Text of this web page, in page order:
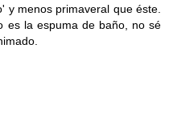
y menos primaveral que éste.
es la espuma de baño, no sé